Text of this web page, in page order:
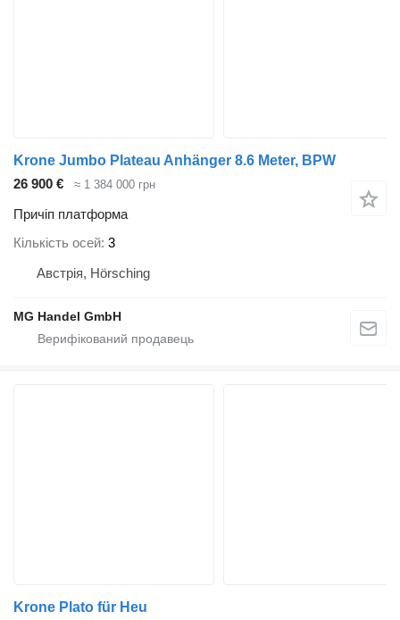
Krone Jumbo Plateau Anhänger 8.6 Meter, BPW
26 900 €
≈ 1 384 000 грн
Причіп платформа
Кількість осей 3
Австрія, Hörsching
MG Handel GmbH
Krone Plato für Heu